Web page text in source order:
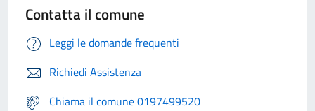
Contatta il comune
Leggi le domande frequenti
Richiedi Assistenza
Chiama il comune 0197499520